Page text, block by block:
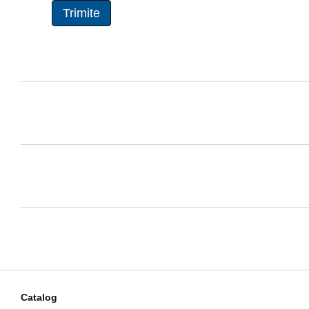
Începe acum tratamentul cu Rogaine 5% și observă primele
c.c. "AtriUM", 1 etaj, Chisinau, 1028
Trimite
Catalog